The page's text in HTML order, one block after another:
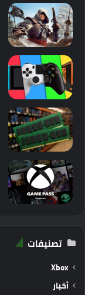
تصنيفات
Xbox
أخبار